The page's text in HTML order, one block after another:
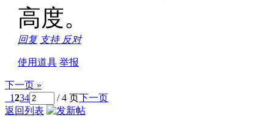
高度。
回复 支持 反对
使用道具 举报
下一页 »
1234 / 4 页下一页
返回列表